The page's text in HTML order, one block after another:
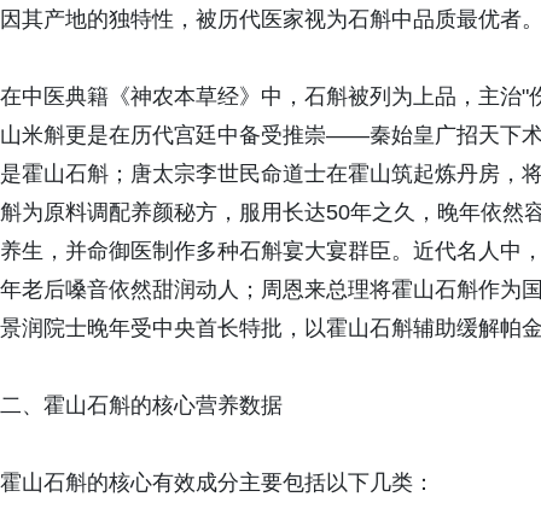
因其产地的独特性，被历代医家视为石斛中品质最优者
在中医典籍《神农本草经》中，石斛被列为上品，主治
山米斛更是在历代宫廷中备受推崇——秦始皇广招天下
是霍山石斛；唐太宗李世民命道士在霍山筑起炼丹房，
斛为原料调配养颜秘方，服用长达50年之久，晚年依然
养生，并命御医制作多种石斛宴大宴群臣。近代名人中
年老后嗓音依然甜润动人；周恩来总理将霍山石斛作为
景润院士晚年受中央首长特批，以霍山石斛辅助缓解帕
二、霍山石斛的核心营养数据
霍山石斛的核心有效成分主要包括以下几类：